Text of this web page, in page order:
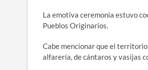
La emotiva ceremonia estuvo
Pueblos Originarios.
Cabe mencionar que el
alfarería, de cántaros y vasijas